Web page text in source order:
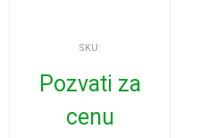
SKU:
Pozvati za
cenu